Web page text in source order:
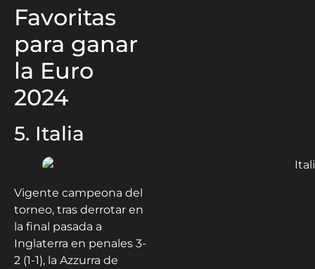
Favoritas
para ganar
la Euro
2024
5. Italia
Vigente campeona del
torneo, tras derrotar en
la final pasada a
Inglaterra en penales 3-
2 (1-1), la Azzurra de